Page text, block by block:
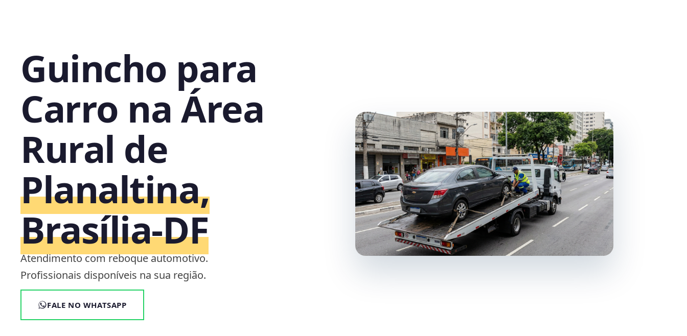
Guincho para
Carro na Área
Rural de
Planaltina,
Brasília‑DF
Atendimento com reboque automotivo.
Profissionais disponíveis na sua região.
FALE NO WHATSAPP